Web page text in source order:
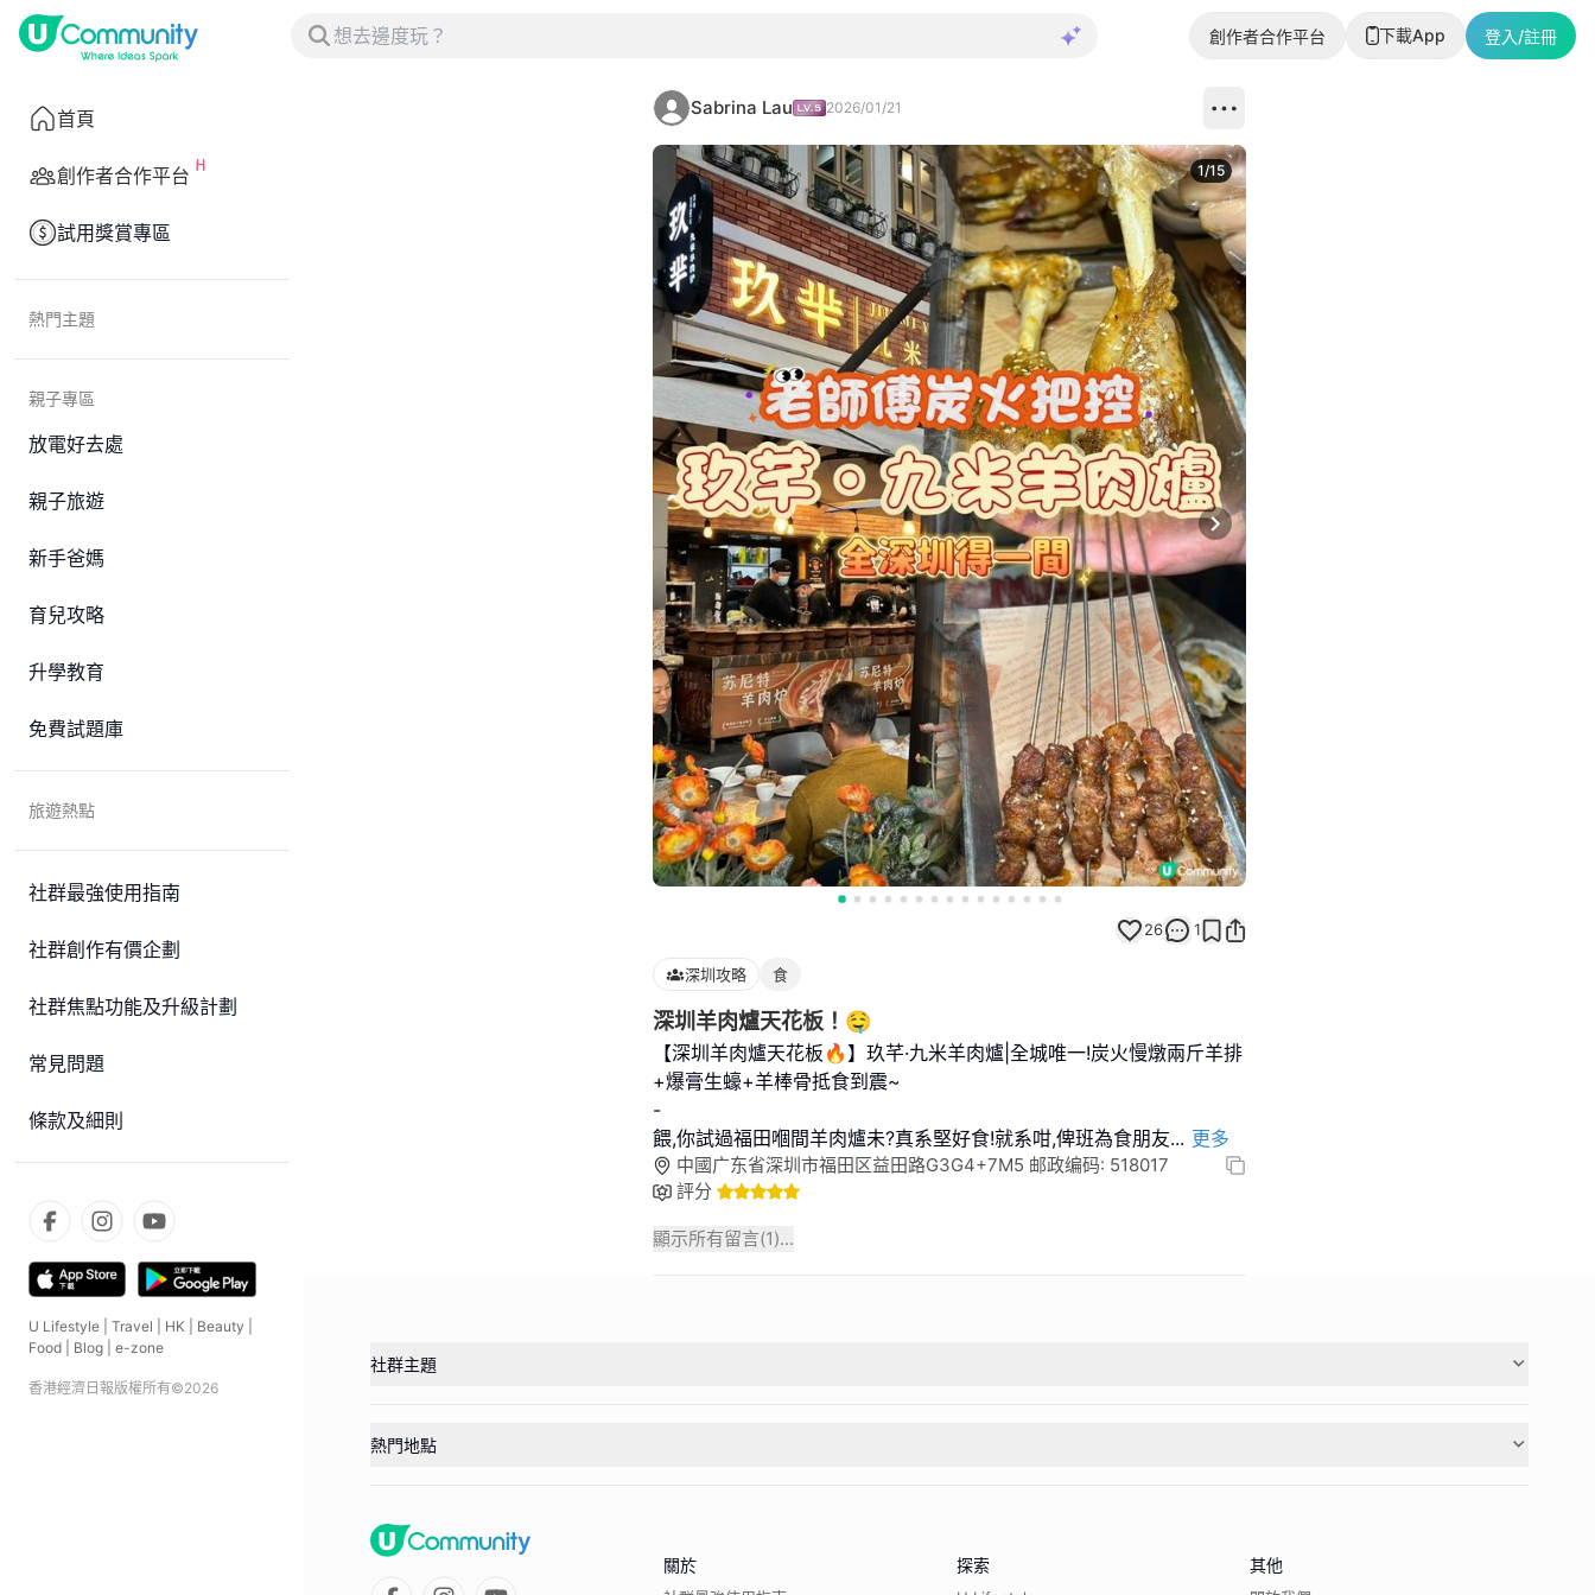
創作者合作平台 下載App 登入/註冊
首頁
創作者合作平台
試用獎賞專區
熱門主題
親子專區
放電好去處
親子旅遊
新手爸媽
育兒攻略
升學教育
免費試題庫
旅遊熱點
社群最強使用指南
社群創作有價企劃
社群焦點功能及升級計劃
常見問題
條款及細則
U Lifestyle Travel HK Beauty
Food
Blog e-zone
香港經濟日報版權所有©2026
Sabrina Lau 2026/01/21
Next slide
1/15
26 1
深圳攻略 食
深圳羊肉爐天花板！🤤
【深圳羊肉爐天花板🔥】玖芊·九米羊肉爐|全城唯一!炭火慢燉兩斤羊排
+爆膏生蠔+羊棒骨抵食到震~
-
餵,你試過福田嗰間羊肉爐未?真系堅好食!就系咁,俾班為食朋友... 更多
中國广东省深圳市福田区益田路G3G4+7M5 邮政编码: 518017
評分
顯示所有留言(1)...
社群主題
熱門地點
關於 探索 其他